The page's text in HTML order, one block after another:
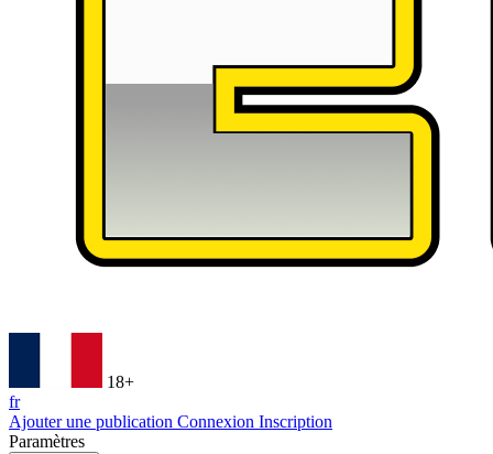
18+
fr
Ajouter une publication Connexion Inscription
Paramètres